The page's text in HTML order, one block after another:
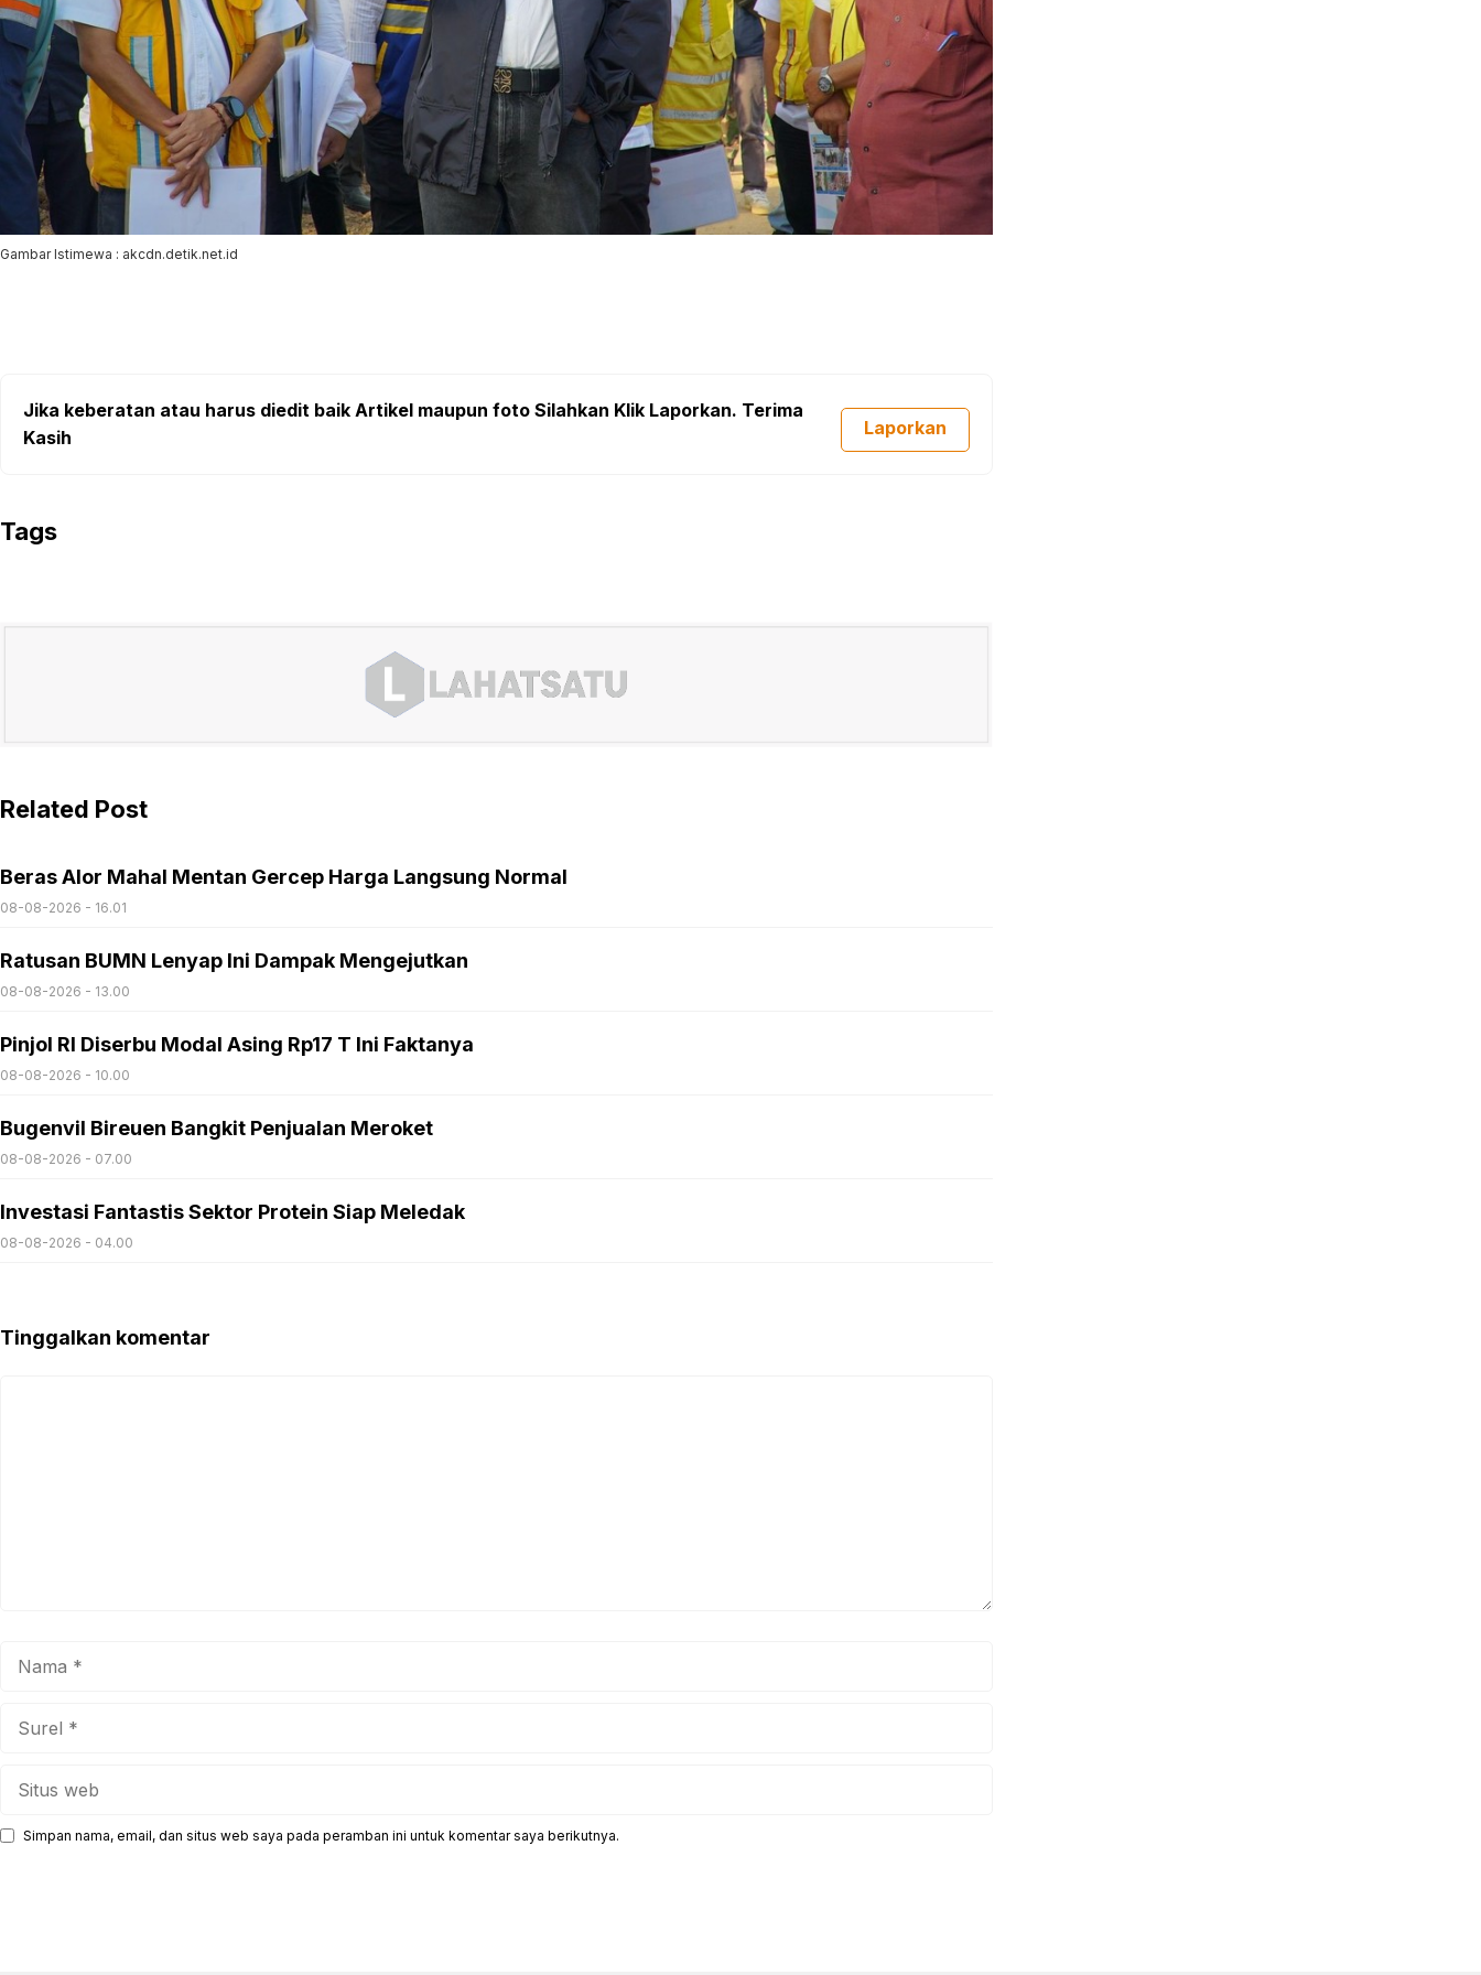
Gambar Istimewa : akcdn.detik.net.id
Jika keberatan atau harus diedit baik Artikel maupun foto Silahkan Klik Laporkan. Terima
Kasih
Laporkan
Tags
Related Post
Beras Alor Mahal Mentan Gercep Harga Langsung Normal
08-08-2026 - 16.01
Ratusan BUMN Lenyap Ini Dampak Mengejutkan
08-08-2026 - 13.00
Pinjol RI Diserbu Modal Asing Rp17 T Ini Faktanya
08-08-2026 - 10.00
Bugenvil Bireuen Bangkit Penjualan Meroket
08-08-2026 - 07.00
Investasi Fantastis Sektor Protein Siap Meledak
08-08-2026 - 04.00
Tinggalkan komentar
Simpan nama, email, dan situs web saya pada peramban ini untuk komentar saya berikutnya.